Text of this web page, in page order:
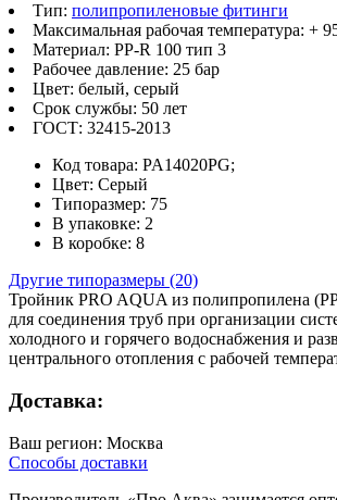
Тип: полипропиленовые фитинги
Максимальная рабочая температура: +
Материал: PP-R 100 тип 3
Рабочее давление: 25 бар
Цвет: белый, серый
Срок службы: 50 лет
ГОСТ: 32415-2013
Код товара: PA14020PG;
Цвет: Серый
Типоразмер: 75
В упаковке: 2
В коробке: 8
Другие типоразмеры (20)
Тройник PRO AQUA из полипропилена
для соединения труб при организации
холодного и горячего водоснабжения и
центрального отопления с рабочей
Доставка:
Ваш регион: Москва
Способы доставки